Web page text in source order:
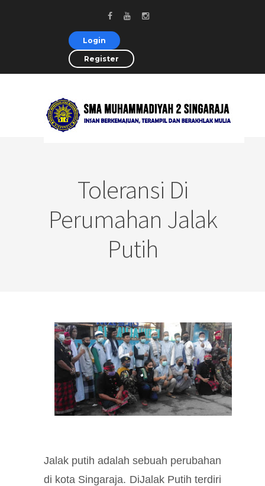
Login
Register
Toleransi Di
Perumahan Jalak
Putih
Jalak putih adalah sebuah perubahan
di kota Singaraja. DiJalak Putih terdiri